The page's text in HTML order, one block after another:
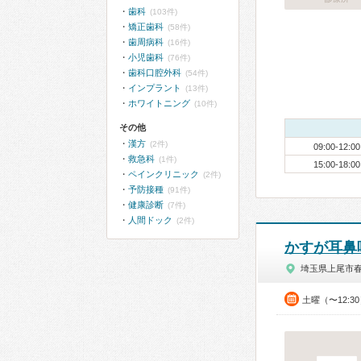
09:00-12:00
15:00-18:00
かすが耳
埼玉県上尾市
土曜（〜12:30
歯科 (103件)
矯正歯科 (58件)
歯周病科 (16件)
小児歯科 (76件)
歯科口腔外科 (54件)
インプラント (13件)
ホワイトニング (10件)
その他
漢方 (2件)
救急科 (1件)
ペインクリニック (2件)
予防接種 (91件)
健康診断 (7件)
人間ドック (2件)